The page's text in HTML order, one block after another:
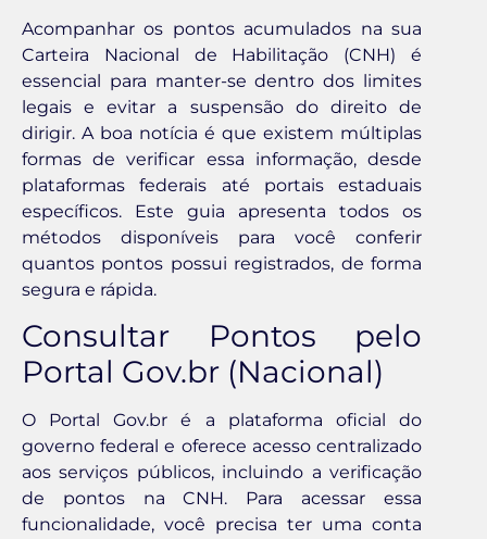
Acompanhar os pontos acumulados na sua
Carteira Nacional de Habilitação (CNH) é
essencial para manter-se dentro dos limites
legais e evitar a suspensão do direito de
dirigir. A boa notícia é que existem múltiplas
formas de verificar essa informação, desde
plataformas federais até portais estaduais
específicos. Este guia apresenta todos os
métodos disponíveis para você conferir
quantos pontos possui registrados, de forma
segura e rápida.
Consultar Pontos pelo
Portal Gov.br (Nacional)
O Portal Gov.br é a plataforma oficial do
governo federal e oferece acesso centralizado
aos serviços públicos, incluindo a verificação
de pontos na CNH. Para acessar essa
funcionalidade, você precisa ter uma conta